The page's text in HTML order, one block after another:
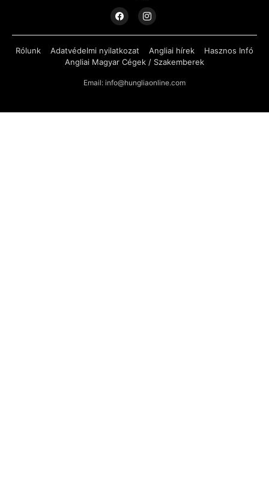
Rólunk Adatvédelmi nyilatkozat Angliai hírek
Hasznos Infó
Angliai Magyar Cégek / Szakemberek
Email: info@hungliaonline.com